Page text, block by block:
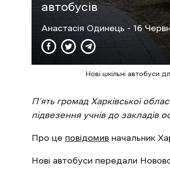
автобусів
Анастасія Одинець - 16
Нові шкільні автобуси
П’ять громад Харківської
підвезення учнів до закладів
Про це повідомив начальник
Нові автобуси передали